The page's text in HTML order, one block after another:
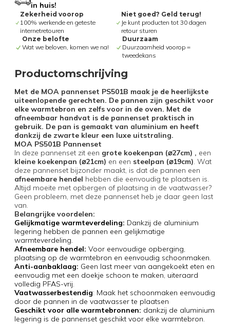
in huis!
Zekerheid voorop
100% werkende en geteste
internetretouren
Niet goed? Geld terug!
Je kunt producten tot 30 dagen
retour sturen
Onze belofte
Wat we beloven, komen we na!
Duurzaam
Duurzaamheid voorop =
tweedekans
Productomschrijving
Met de MOA pannenset PS501B maak je de heerlijkste
uiteenlopende gerechten. De pannen zijn geschikt voor
elke warmtebron en zelfs voor in de oven. Met de
afneembaar handvat is de pannenset praktisch in
gebruik. De pan is gemaakt van aluminium en heeft
dankzij de zwarte kleur een luxe uitstraling.
MOA PS501B Pannenset
In deze pannenset zit een grote koekenpan (⌀27cm) , een
kleine koekenpan (⌀21cm) en een steelpan (⌀19cm). Wat
deze pannenset bijzonder maakt, is dat de pannen een
afneembare hendel hebben die eenvoudig te plaatsen is.
Altijd moeite met opbergen of plaatsing in de vaatwasser?
Geen probleem, met deze pannenset heb je daar geen last
van.
Belangrijke voordelen:
Gelijkmatige warmteverdeling: Dankzij de aluminium
legering hebben de pannen een gelijkmatige
warmteverdeling.
Afneembare hendel: Voor eenvoudige opberging,
plaatsing op de warmtebron en eenvoudig schoonmaken.
Anti-aanbaklaag: Geen last meer van aangekoekt eten en
eenvoudig met een doekje schoon te maken, uiteraard
volledig PFAS-vrij.
Vaatwasserbestendig: Maak het schoonmaken eenvoudig
door de pannen in de vaatwasser te plaatsen
Geschikt voor alle warmtebronnen: dankzij de aluminium
legering is de pannenset geschikt voor elke warmtebron.